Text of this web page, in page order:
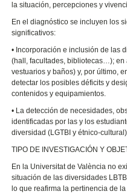
la situación, percepciones y
En el diagnóstico se incluyen los
significativos:
• Incorporación e inclusión de las
(hall, facultades, bibliotecas…);
vestuarios y baños) y, por último,
detectar los posibles déficits y
contenidos y equipamientos.
• La detección de necesidades,
identificadas por las y los
diversidad (LGTBI y étnico-
TIPO DE INVESTIGACIÓN Y
En la Universitat de València no
situación de las diversidades
lo que reafirma la pertinencia de